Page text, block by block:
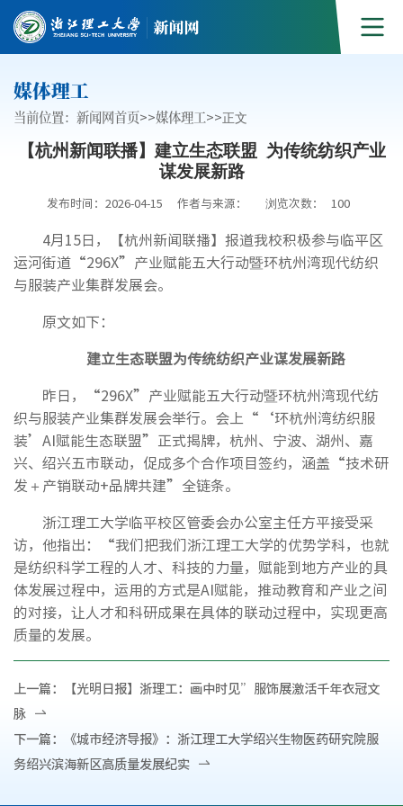
媒体理工
当前位置： 新闻网首页>>媒体理工>>正文
【杭州新闻联播】建立生态联盟 为传统纺织产业
谋发展新路
发布时间：2026-04-15 作者与来源： 浏览次数： 100
4月15日，【杭州新闻联播】报道我校积极参与临平区
运河街道“296X”产业赋能五大行动暨环杭州湾现代纺织
与服装产业集群发展会。
原文如下：
建立生态联盟为传统纺织产业谋发展新路
昨日，“296X”产业赋能五大行动暨环杭州湾现代纺
织与服装产业集群发展会举行。会上“‘环杭州湾纺织服
装’AI赋能生态联盟”正式揭牌，杭州、宁波、湖州、嘉
兴、绍兴五市联动，促成多个合作项目签约，涵盖“技术研
发＋产销联动+品牌共建”全链条。
浙江理工大学临平校区管委会办公室主任方平接受采
访，他指出：“我们把我们浙江理工大学的优势学科，也就
是纺织科学工程的人才、科技的力量，赋能到地方产业的具
体发展过程中，运用的方式是AI赋能，推动教育和产业之间
的对接，让人才和科研成果在具体的联动过程中，实现更高
质量的发展。
上一篇：
【光明日报】浙理工：画中时见”服饰展激活千年衣冠文
脉
下一篇：
《城市经济导报》：浙江理工大学绍兴生物医药研究院服
务绍兴滨海新区高质量发展纪实